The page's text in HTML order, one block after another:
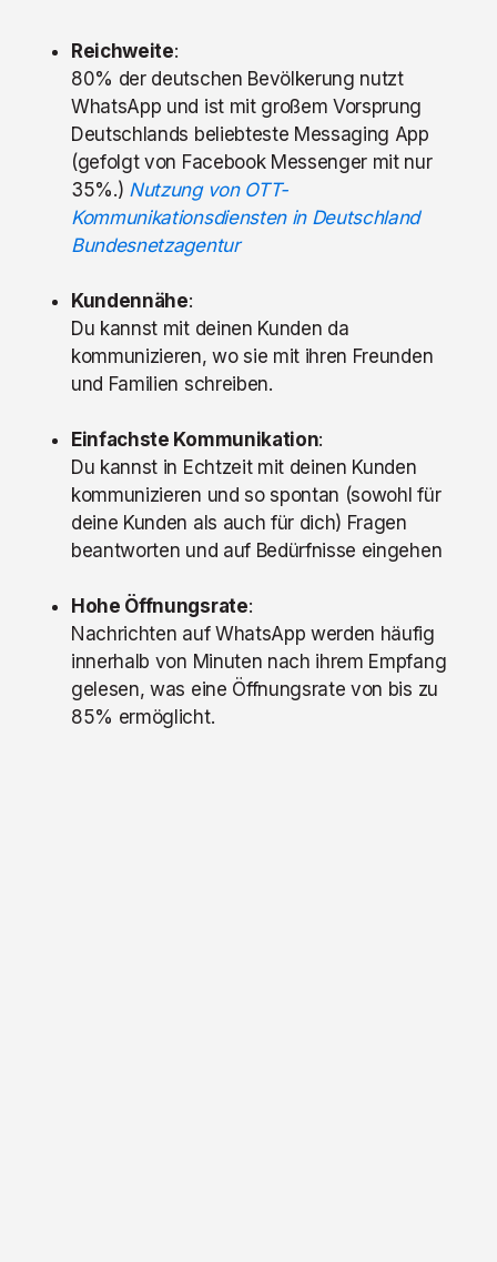
Reichweite:
80% der deutschen Bevölkerung nutzt
WhatsApp und ist mit großem Vorsprung
Deutschlands beliebteste Messaging App
(gefolgt von Facebook Messenger mit nur
35%.) Nutzung von OTT-
Kommunikationsdiensten in Deutschland
Bundesnetzagentur
Kundennähe:
Du kannst mit deinen Kunden da
kommunizieren, wo sie mit ihren Freunden
und Familien schreiben.
Einfachste Kommunikation:
Du kannst in Echtzeit mit deinen Kunden
kommunizieren und so spontan (sowohl für
deine Kunden als auch für dich) Fragen
beantworten und auf Bedürfnisse eingehen
Hohe Öffnungsrate:
Nachrichten auf WhatsApp werden häufig
innerhalb von Minuten nach ihrem Empfang
gelesen, was eine Öffnungsrate von bis zu
85% ermöglicht.